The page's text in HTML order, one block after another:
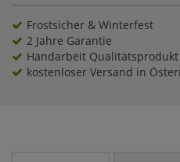
Frostsicher & Winterfest
2 Jahre Garantie
Handarbeit Qualitätsprodukt
kostenloser Versand in